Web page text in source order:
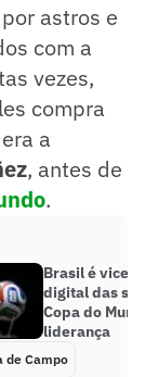
astros e
com a
vezes,
compra
a
, antes de
.
Brasil é vice
digital das
Copa do
liderança
de Campo